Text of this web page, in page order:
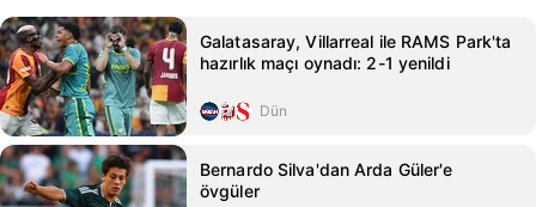
Galatasaray, Villarreal ile RAMS Park'ta
hazırlık maçı oynadı: 2-1 yenildi
Dün
Bernardo Silva'dan Arda Güler'e
övgüler